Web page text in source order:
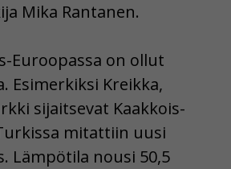
Mika Rantanen.
Euroopassa on ollut
Esimerkiksi Kreikka,
sijaitsevat Kaakkois-
mitattiin uusi
Lämpötila nousi 50,5